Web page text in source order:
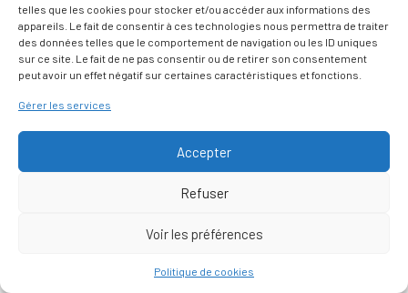
telles que les cookies pour stocker et/ou accéder aux informations des
appareils. Le fait de consentir à ces technologies nous permettra de traiter
des données telles que le comportement de navigation ou les ID uniques
sur ce site. Le fait de ne pas consentir ou de retirer son consentement
peut avoir un effet négatif sur certaines caractéristiques et fonctions.
Gérer les services
Accepter
Refuser
Voir les préférences
Politique de cookies